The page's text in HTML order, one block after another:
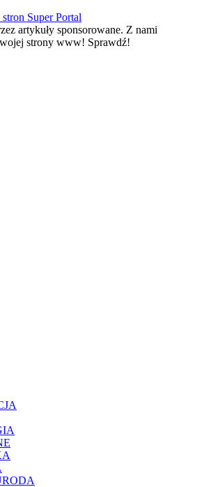
Super Portal
artykuły sponsorowane. Z nami
strony www! Sprawdź!